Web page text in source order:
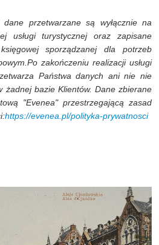
przetwarzane są wyłącznie na
usługi turystycznej oraz zapisane
sporządzanej dla potrzeb
zakończeniu realizacji usługi
Państwa danych ani nie nie
żadnej bazie Klientów. Dane zbierane
"Evenea" przestrzegającą zasad
https://evenea.pl/polityka-prywatnosci